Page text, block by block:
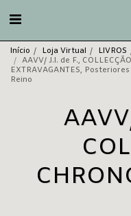
Início Loja Virtual LIVROS
AAVV/ J.I. de F.,
EXTRAVAGANTES,
Reino